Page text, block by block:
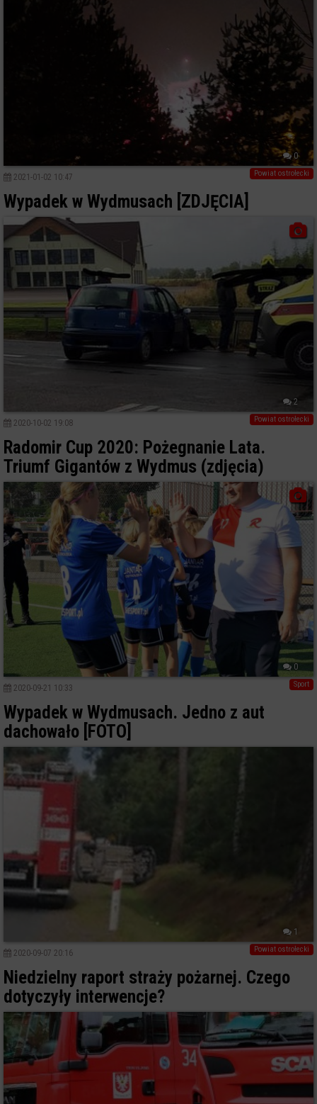
0
Powiat ostrołecki
2021-01-02 10:47
Wypadek w Wydmusach [ZDJĘCIA]
2
Powiat ostrołecki
2020-10-02 19:08
Radomir Cup 2020: Pożegnanie Lata.
Triumf Gigantów z Wydmus (zdjęcia)
0
Sport
2020-09-21 10:33
Wypadek w Wydmusach. Jedno z aut
dachowało [FOTO]
1
Powiat ostrołecki
2020-09-07 20:16
Niedzielny raport straży pożarnej. Czego
dotyczyły interwencje?